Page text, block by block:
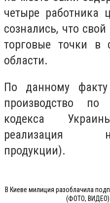
четыре работника
сознались, что
торговые точки в
области.
По данному факту
производство
кодекса
реализация
продукции).
В Киеве милиция разоблачила
(ФОТО, ВИДЕО)